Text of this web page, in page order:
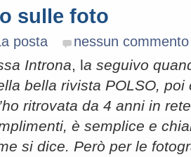
sulle foto
posta nessun commento
Introna , la seguivo
bella rivista POLSO, poi
ritrovata da 4 anni in
è semplice e
si dice. Però per le